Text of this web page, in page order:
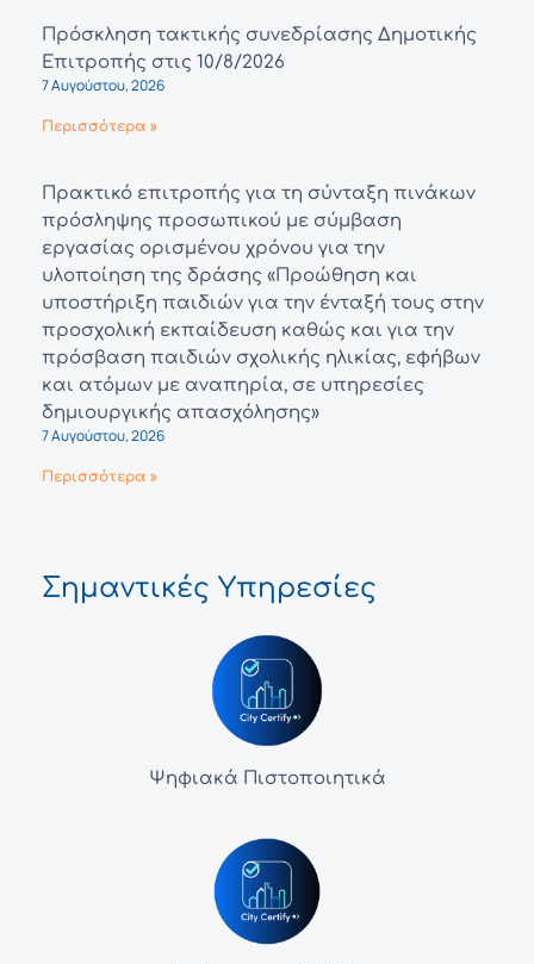
Πρόσκληση τακτικής συνεδρίασης Δημοτικής
Επιτροπής στις 10/8/2026
7 Αυγούστου, 2026
Περισσότερα »
Πρακτικό επιτροπής για τη σύνταξη πινάκων
πρόσληψης προσωπικού με σύμβαση
εργασίας ορισμένου χρόνου για την
υλοποίηση της δράσης «Προώθηση και
υποστήριξη παιδιών για την ένταξή τους στην
προσχολική εκπαίδευση καθώς και για την
πρόσβαση παιδιών σχολικής ηλικίας, εφήβων
και ατόμων με αναπηρία, σε υπηρεσίες
δημιουργικής απασχόλησης»
7 Αυγούστου, 2026
Περισσότερα »
Σημαντικές Υπηρεσίες
Ψηφιακά Πιστοποιητικά